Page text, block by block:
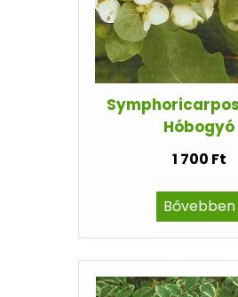
Hóbogyó
1 700 Ft
Bővebben